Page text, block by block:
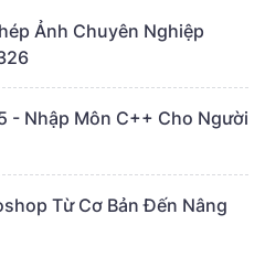
Ảnh Chuyên Nghiệp
- Nhập Môn C++ Cho Người
Từ Cơ Bản Đến Nâng